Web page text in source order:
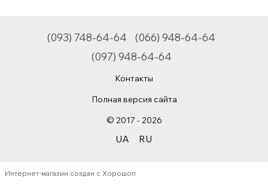
(093) 748-64-64
(066) 948-64-64
(097) 948-64-64
Контакты
Полная версия сайта
© 2017 - 2026
UA RU
Интернет-магазин создан с Хорошоп